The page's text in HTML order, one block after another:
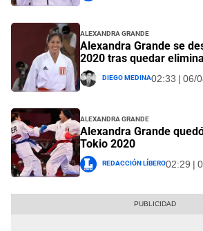
Alexandra Grande
Alexandra Grande se
2020 tras quedar
Diego Medina02:33 | 06/
Alexandra Grande
Alexandra Grande
Tokio 2020
Redacción Líbero02:29 |